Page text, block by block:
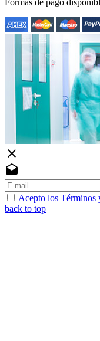
close
drafts
Acepto los Términos
back to top